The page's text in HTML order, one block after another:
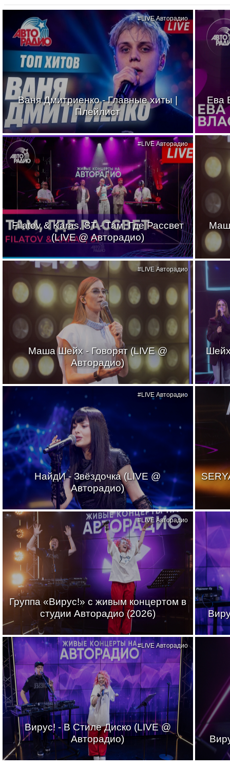
Ваня Дмитриенко - Главные хиты |
Плейлист
#LIVE Авторадио
Ева
Filatov & Karas, ST - Там, Где Рассвет
(LIVE @ Авторадио)
#LIVE Авторадио
Маша Шейх - Говорят (LIVE @
Авторадио)
#LIVE Авторадио
НайдИ - Звёздочка (LIVE @
Авторадио)
#LIVE Авторадио
Группа «Вирус!» с живым концертом в
студии Авторадио (2026)
#LIVE Авторадио
Вирус! - В Стиле Диско (LIVE @
Авторадио)
#LIVE Авторадио